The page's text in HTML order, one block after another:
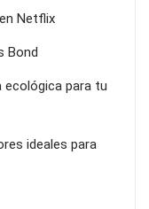
Netflix
Bond
ecológica para tu
ideales para